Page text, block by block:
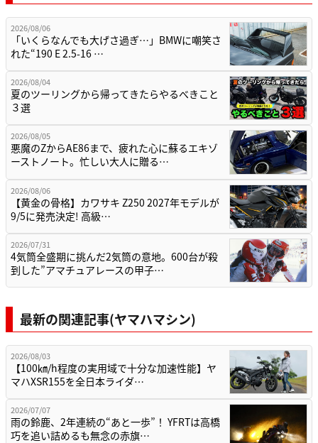
2026/08/06
「いくらなんでも大げさ過ぎ…」BMWに嘲笑さ
れた“190 E 2.5-16 …
2026/08/04
夏のツーリングから帰ってきたらやるべきこと
３選
2026/08/05
悪魔のZからAE86まで、疲れた心に蘇るエキゾ
ーストノート。忙しい大人に贈る…
2026/08/06
【黄金の骨格】カワサキ Z250 2027年モデルが
9/5に発売決定! 高級…
2026/07/31
4気筒全盛期に挑んだ2気筒の意地。600台が殺
到した”アマチュアレースの甲子…
最新の関連記事(ヤマハマシン)
2026/08/03
【100㎞/h程度の実用域で十分な加速性能】ヤ
マハXSR155を全日本ライダ…
2026/07/07
雨の鈴鹿、2年連続の“あと一歩”！ YFRTは高橋
巧を追い詰めるも無念の赤旗…